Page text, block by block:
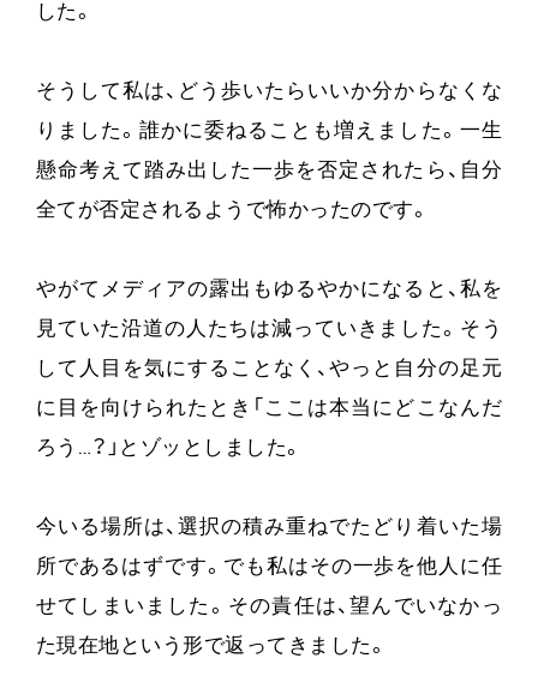
した。
そうして私は、どう歩いたらいいか分からなくな
りました。誰かに委ねることも増えました。一生
懸命考えて踏み出した一歩を否定されたら、自分
全てが否定されるようで怖かったのです。
やがてメディアの露出もゆるやかになると、私を
見ていた沿道の人たちは減っていきました。そう
して人目を気にすることなく、やっと自分の足元
に目を向けられたとき「ここは本当にどこなんだ
ろう…？」とゾッとしました。
今いる場所は、選択の積み重ねでたどり着いた場
所であるはずです。でも私はその一歩を他人に任
せてしまいました。その責任は、望んでいなかっ
た現在地という形で返ってきました。